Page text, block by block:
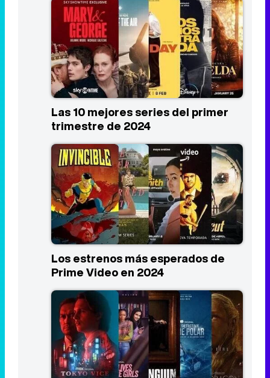
Las 10 mejores series del primer
trimestre de 2024
Los estrenos más esperados de
Prime Video en 2024